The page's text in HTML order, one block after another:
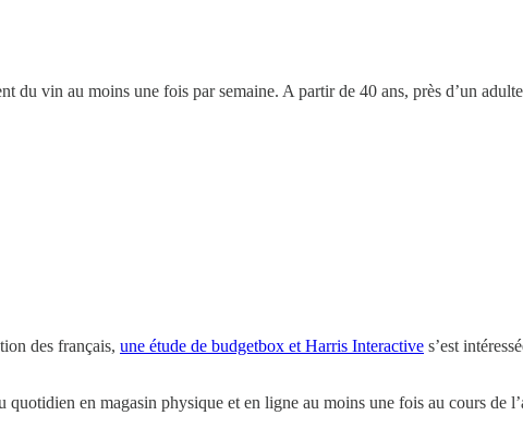
du vin au moins une fois par semaine. A partir de 40 ans, près d’un
des français, une étude de budgetbox et Harris Interactive s’est
en magasin physique et en ligne au moins une fois au cours de